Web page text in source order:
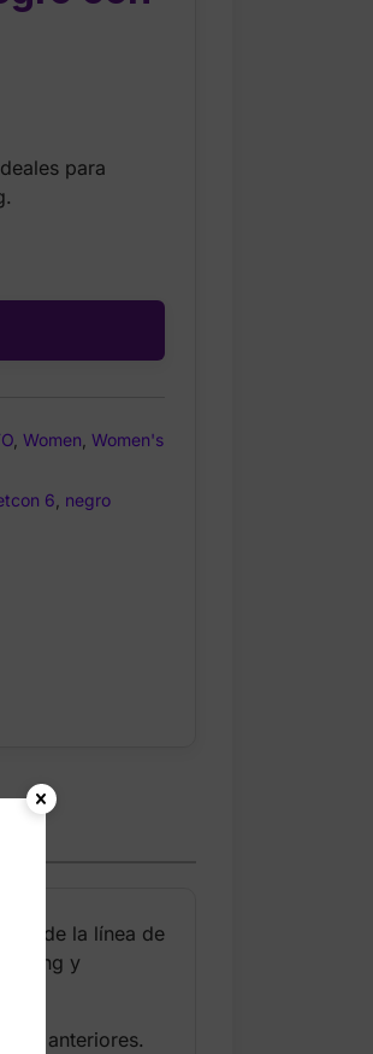
para
Women Women's
6 negro
de la línea de
y
anteriores.